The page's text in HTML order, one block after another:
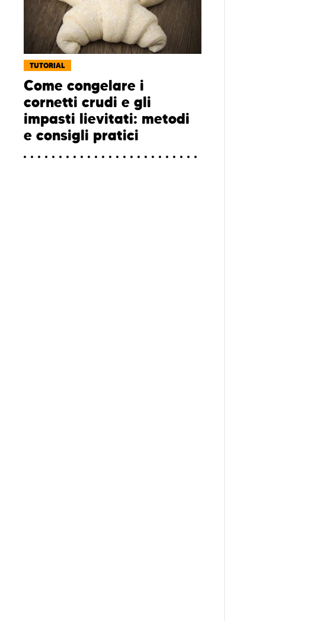
TUTORIAL
Come congelare i
cornetti crudi e gli
impasti lievitati: metodi
e consigli pratici